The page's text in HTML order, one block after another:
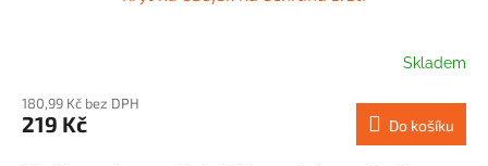
Skladem
180,99 Kč bez DPH
219 Kč Do košíku